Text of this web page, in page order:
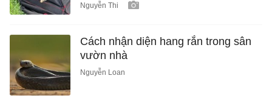
Nguyễn Thi
Cách nhận diện hang rắn trong sân
vườn nhà
Nguyễn Loan